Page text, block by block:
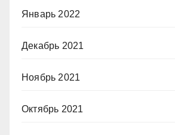
Январь 2022
Декабрь 2021
Ноябрь 2021
Октябрь 2021